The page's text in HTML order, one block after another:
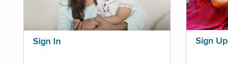
Sign In Sign Up